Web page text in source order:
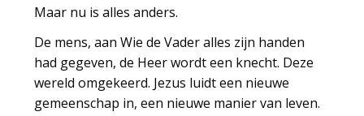
Maar nu is alles anders.
De mens, aan Wie de Vader alles zijn handen
had gegeven, de Heer wordt een knecht. Deze
wereld omgekeerd. Jezus luidt een nieuwe
gemeenschap in, een nieuwe manier van leven.